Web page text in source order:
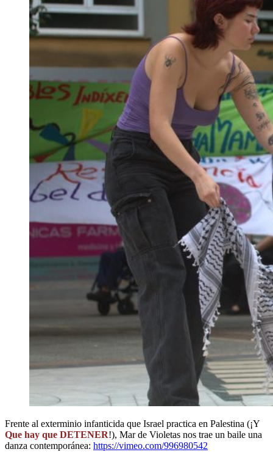
Frente al exterminio infanticida que Israel practica en Palestina (¡Y
Que hay que DETENER!), Mar de Violetas nos trae un baile una
danza contemporánea: https://vimeo.com/996980542